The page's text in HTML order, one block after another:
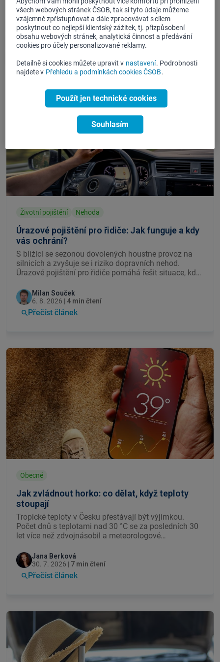
Kategorie článků:
Vše Domácnost
Auto a moto
Cestování a volný čas
Zdraví a životní styl
Životní pojištění Nehoda
Úrazové pojištění pro řidiče: Jak funguje a kdy
vás ochrání?
S blížící se sezonou dovolených houstne provoz na
silnicích a zvyšuje se i riziko dopravních nehod.
Úrazové pojištění pro řidiče pomáhá řešit situace, kdy
dlouhodobou léčbou a výpadkem příjmu.
Milan Souček
6. 8. 2026 | 4 min čtení
Přečíst článek
Obecné
Jak zvládnout horko: co dělat, když teploty
stoupají
Tropické teploty v Česku přestávají být výjimkou.
Počet dnů s teplotami nad 30 °C se za posledních 30
let více než zdvojnásobil a meteorologové
zdravého dospělého jsou vedra nepříjemná, pro
seniory, malé děti nebo chronicky nemocné ale mohou
představovat skutečné zdravotní riziko. Přinášíme
Jana Berková
30. 7. 2026 | 7 min čtení
Přečíst článek
všech webových stránek ČSOB, tak si tyto údaje můžeme
vzájemně zpřístupňovat a dále zpracovávat s cílem
poskytnout co nejlepší klientský zážitek, tj. přizpůsobení
obsahu webových stránek, analytická činnost a předávání
cookies pro účely personalizované reklamy.
Detailně si cookies můžete upravit v nastavení. Podrobnosti
najdete v Přehledu a podmínkách cookies ČSOB.
Použít jen technické cookies
Souhlasím